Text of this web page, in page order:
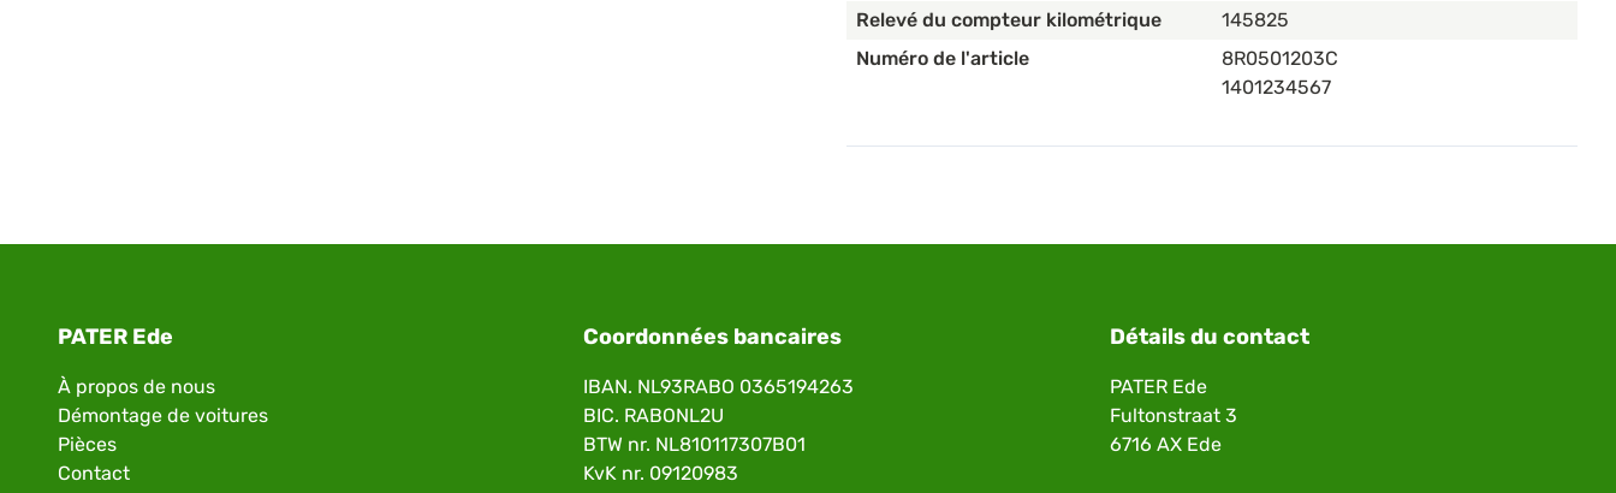
Relevé du compteur kilométrique
145825
Numéro de l'article
8R0501203C
1401234567
PATER Ede
À propos de nous
Démontage de voitures
Pièces
Contact
Coordonnées bancaires
IBAN. NL93RABO 0365194263
BIC. RABONL2U
BTW nr. NL810117307B01
KvK nr. 09120983
Détails du contact
PATER Ede
Fultonstraat 3
6716 AX Ede